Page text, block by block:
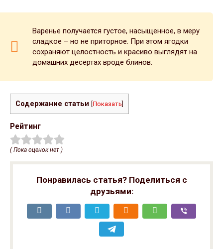
Варенье получается густое, насыщенное, в меру
сладкое – но не приторное. При этом ягодки
сохраняют целостность и красиво выглядят на
домашних десертах вроде блинов.
Содержание статьи Показать
Рейтинг
( Пока оценок нет )
Понравилась статья? Поделиться с
друзьями: